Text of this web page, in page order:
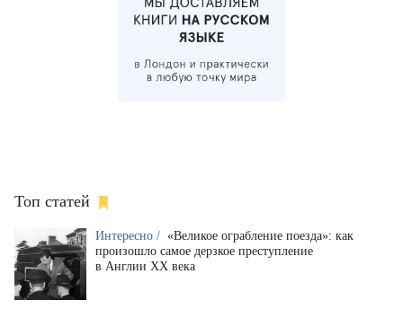
Топ статей
Интересно / «Великое ограбление поезда»: как
произошло самое дерзкое преступление
в Англии XX века